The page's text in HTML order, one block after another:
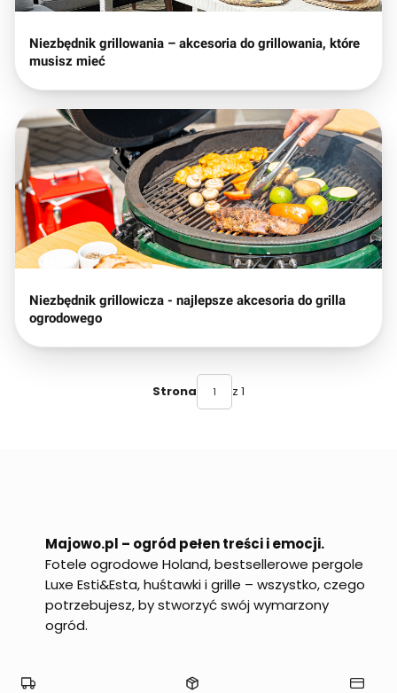
Niezbędnik grillowania – akcesoria do grillowania, które
musisz mieć
Niezbędnik grillowicza - najlepsze akcesoria do grilla
ogrodowego
Strona z 1
Majowo.pl – ogród pełen treści i emocji.
Fotele ogrodowe Holand, bestsellerowe pergole
Luxe Esti&Esta, huśtawki i grille – wszystko, czego
potrzebujesz, by stworzyć swój wymarzony
ogród.